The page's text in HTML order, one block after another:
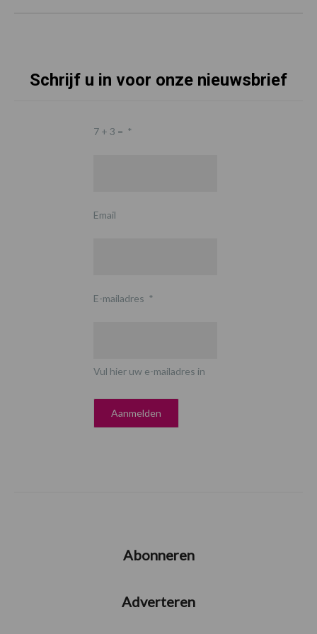
Schrijf u in voor onze nieuwsbrief
7 + 3 = *
Email
E-mailadres *
Vul hier uw e-mailadres in
Abonneren
Adverteren